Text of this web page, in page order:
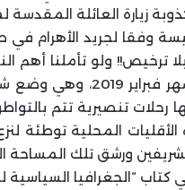
زيارة العائلة المقدسة
تم بناؤها بلا ترخيص!! ولو
البابا فرانسيس للإمارات
رحلات تنصيرية تتم
المحلية توطئة
الشريفين ورشق تلك
كتاب “الجغرافيا